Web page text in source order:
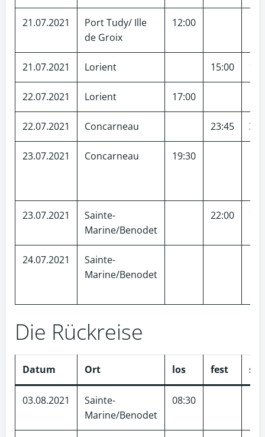
21.07.2021
Port Tudy/ Ille
de Groix
12:00
21.07.2021 Lorient 15:00 10
22.07.2021 Lorient 17:00
22.07.2021 Concarneau 23:45 32
23.07.2021 Concarneau 19:30
23.07.2021
Sainte-
Marine/Benodet
22:00 10
24.07.2021
Sainte-
Marine/Benodet
Die Rückreise
Datum Ort los fest sm
03.08.2021
Sainte-
Marine/Benodet
08:30